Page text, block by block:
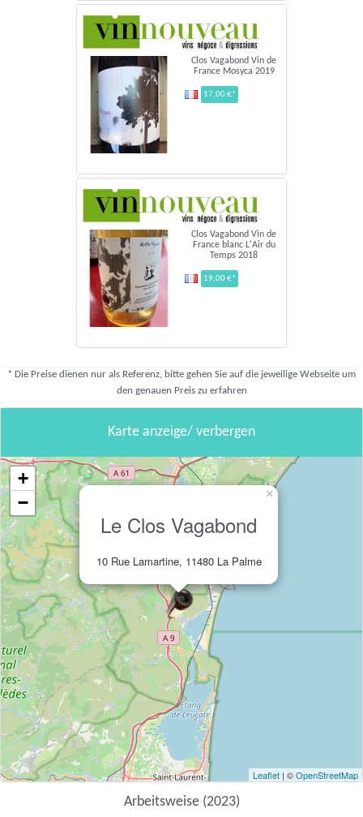
Clos Vagabond Vin de
France Mosyca 2019
17,00 €*
Clos Vagabond Vin de
France blanc L'Air du
Temps 2018
19,00 €*
* Die Preise dienen nur als Referenz, bitte gehen Sie auf die jeweilige Webseite um
den genauen Preis zu erfahren
Karte anzeige/ verbergen
Le Clos Vagabond
10 Rue Lamartine, 11480 La Palme
×
+
−
Leaflet | ©OpenStreetMap
Arbeitsweise (2023)